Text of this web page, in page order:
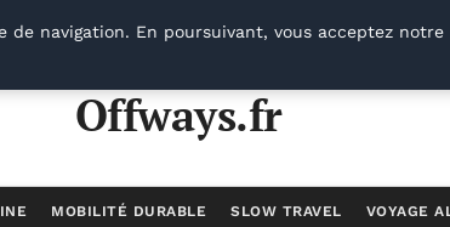
Offways.fr
MOBILITÉ DURABLE SLOW TRAVEL VOYAGE
de navigation. En poursuivant, vous acceptez